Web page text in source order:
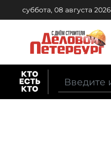
суббота, 08 августа 2026